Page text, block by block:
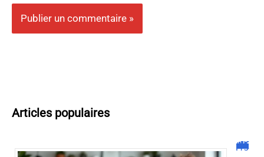
Articles populaires
Malgrim com : tout ce que vous devez savoir sur la plateforme !